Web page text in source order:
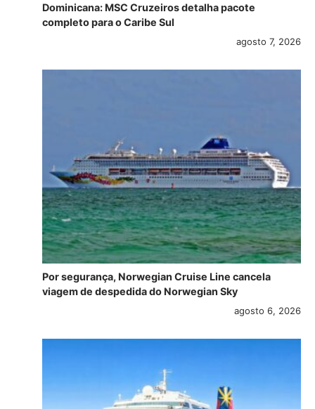
Dominicana: MSC Cruzeiros detalha pacote
completo para o Caribe Sul
agosto 7, 2026
Por segurança, Norwegian Cruise Line cancela
viagem de despedida do Norwegian Sky
agosto 6, 2026